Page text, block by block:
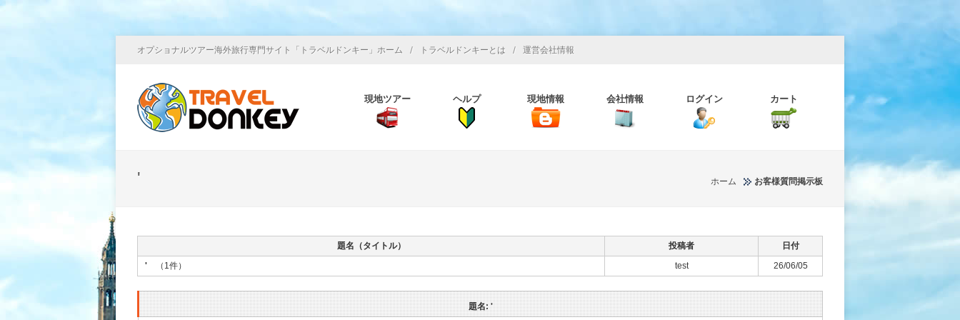
オプショナルツアー海外旅行専門サイト「トラベルドンキー」ホーム / トラベルドンキーとは / 運営会社情報
現地ツアー ヘルプ 現地情報 会社情報 ログイン カート
' ホーム お客様質問掲示板
題名（タイトル） 投稿者
日付
' （1件） test 26/06/05
題名: '